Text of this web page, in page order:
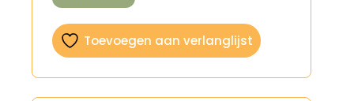
Toevoegen aan verlanglijst